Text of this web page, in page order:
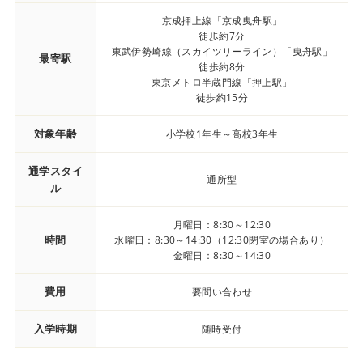
最寄駅
京成押上線「京成曳舟駅」
徒歩約7分
東武伊勢崎線（スカイツリーライン）「曳舟駅」
徒歩約8分
東京メトロ半蔵門線「押上駅」
徒歩約15分
対象年齢 小学校1年生～高校3年生
通学スタイ
ル
通所型
時間
月曜日：8:30～12:30
水曜日：8:30～14:30（12:30閉室の場合あり）
金曜日：8:30～14:30
費用 要問い合わせ
入学時期 随時受付